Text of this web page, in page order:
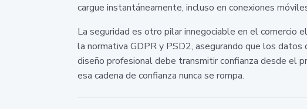
cargue instantáneamente, incluso en conexiones
La seguridad es otro pilar innegociable en el
la normativa GDPR y PSD2, asegurando que los
diseño profesional debe transmitir confianza desde el
esa cadena de confianza nunca se rompa.